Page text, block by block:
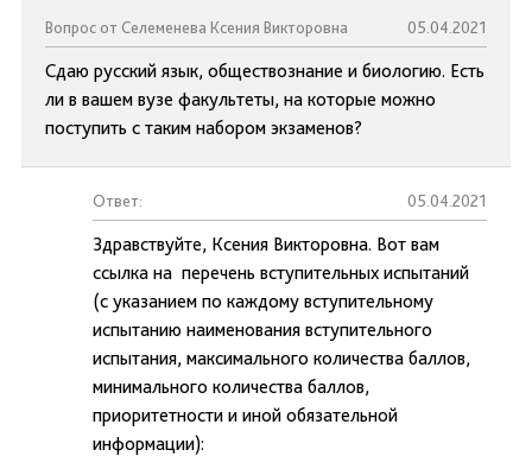
Вопрос от Селеменева Ксения Викторовна 05.04.2021
Сдаю русский язык, обществознание и биологию. Есть
ли в вашем вузе факультеты, на которые можно
поступить с таким набором экзаменов?
Ответ: 05.04.2021
Здравствуйте, Ксения Викторовна. Вот вам
ссылка на перечень вступительных испытаний
(с указанием по каждому вступительному
испытанию наименования вступительного
испытания, максимального количества баллов,
минимального количества баллов,
приоритетности и иной обязательной
информации):